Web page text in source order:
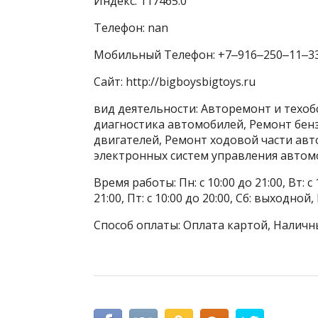
Телефон: nan
Мобильный Телефон:
Сайт: http://bigboysbigtoys.ru
вид деятельности: Авторемонт и
диагностика автомобилей, Ремонт
двигателей, Ремонт ходовой части
электронных систем управления
Время работы: Пн: с 10:00 до 21:00, Вт: с
21:00, Пт: с 10:00 до 20:00, Сб:
Способ оплаты: Оплата картой,